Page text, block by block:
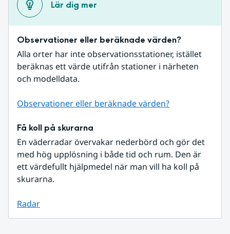
Lär dig mer
Observationer eller beräknade värden?
Alla orter har inte observationsstationer, istället
beräknas ett värde utifrån stationer i närheten
och modelldata.
Observationer eller beräknade värden?
Få koll på skurarna
En väderradar övervakar nederbörd och gör det
med hög upplösning i både tid och rum. Den är
ett värdefullt hjälpmedel när man vill ha koll på
skurarna.
Radar